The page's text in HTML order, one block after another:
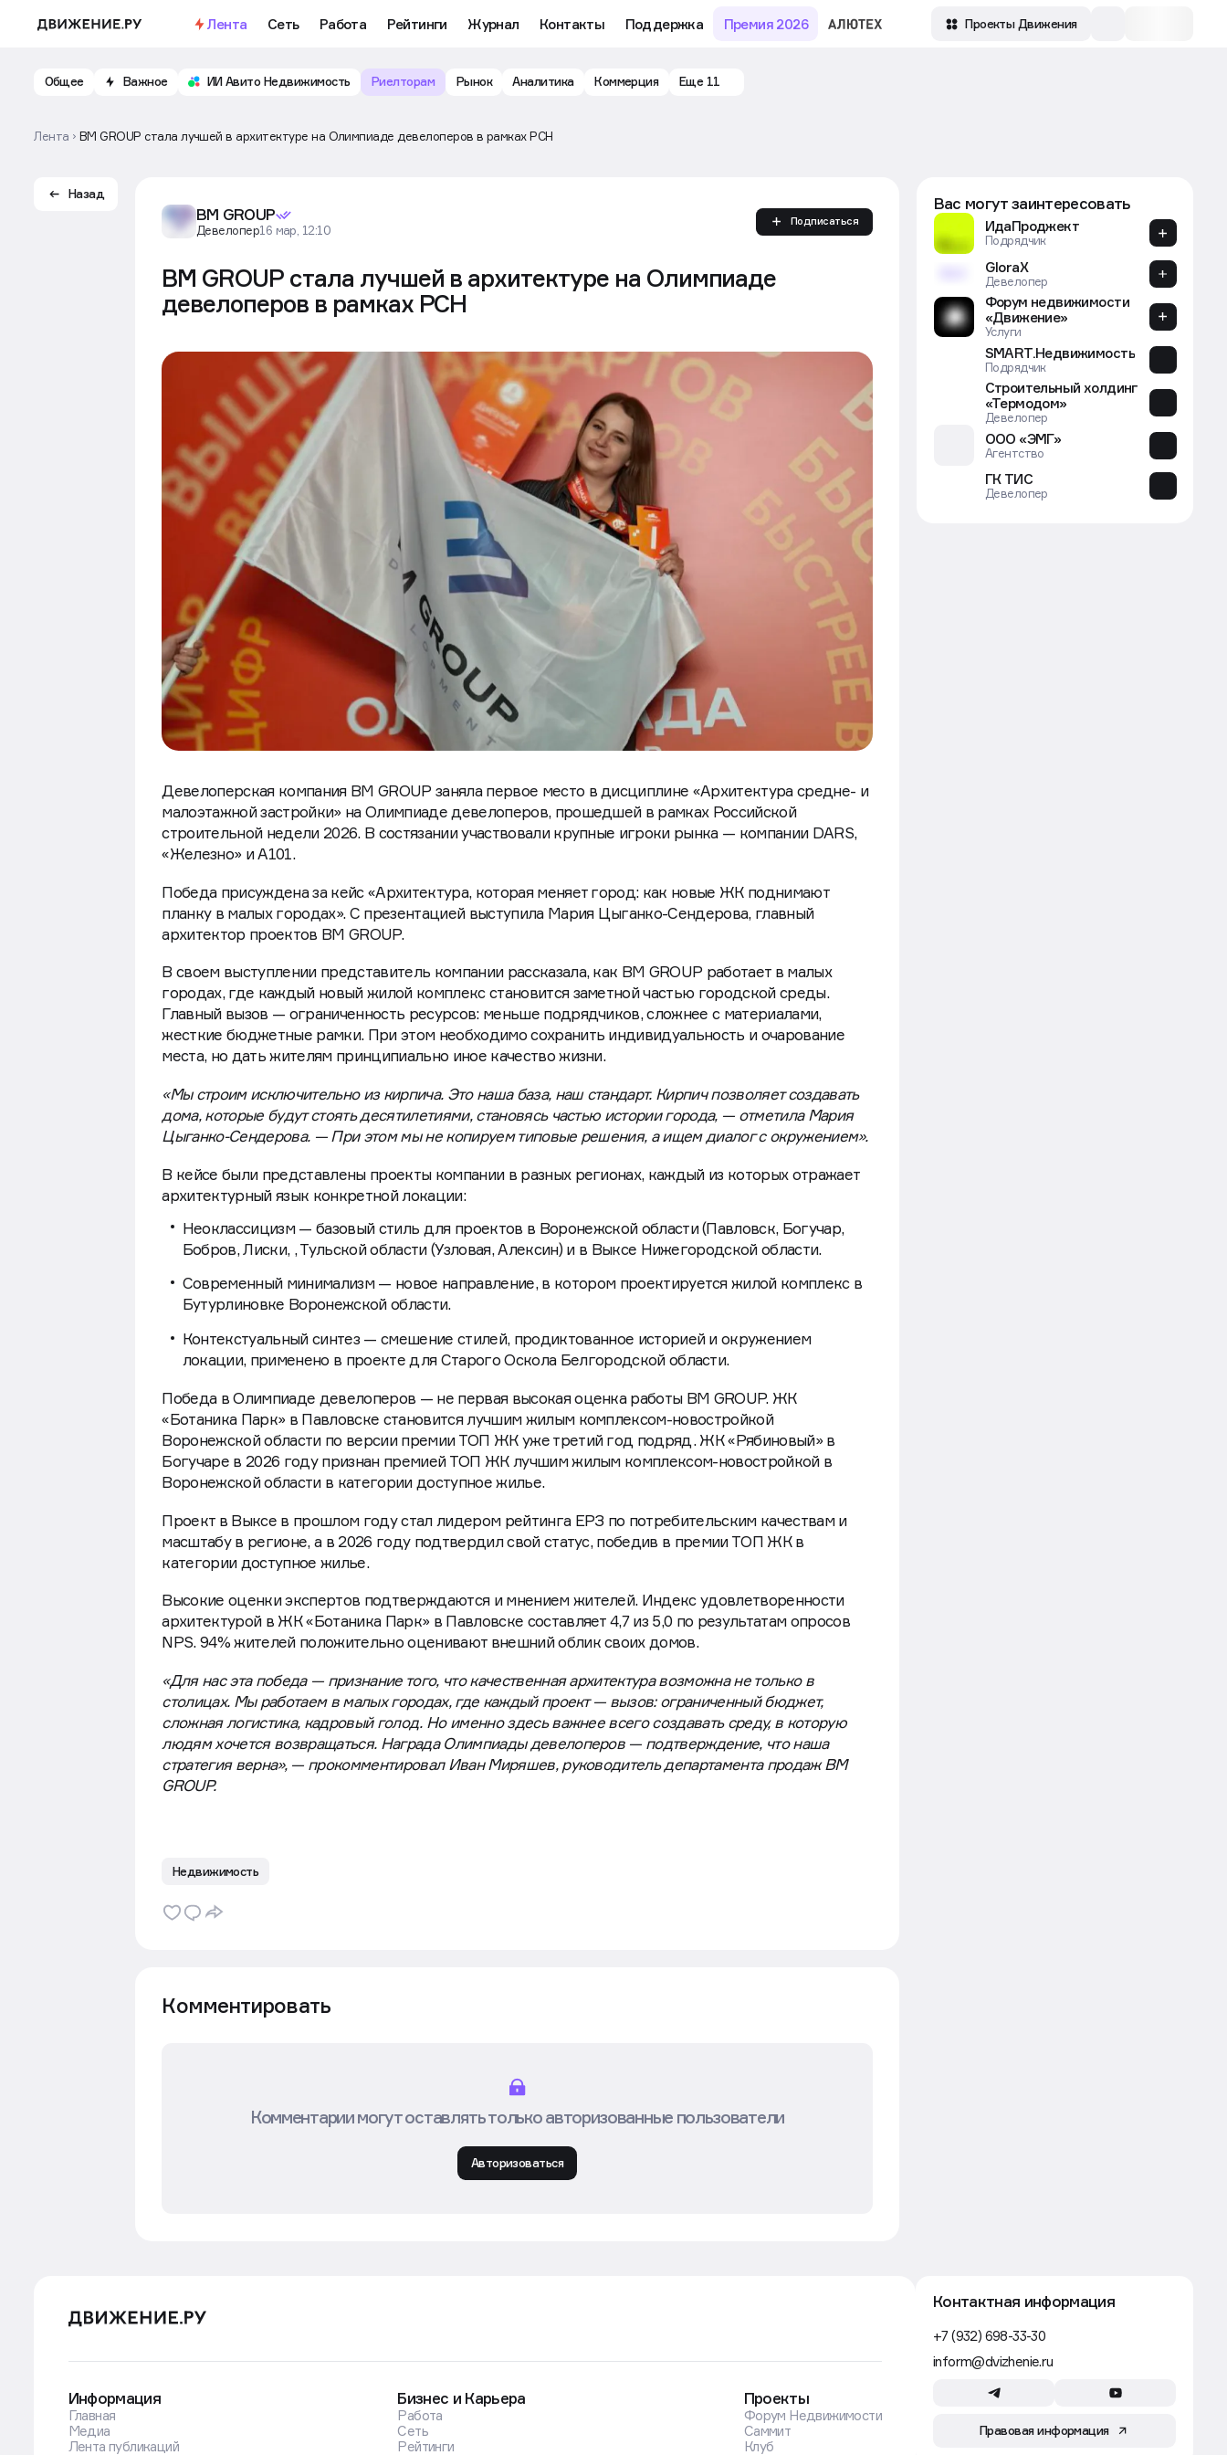
Важное Откройте доступ к бесплатному обучению и аналитике рынка в личном кабинете риелтора Зарегистрироваться
Лента Сеть Работа Рейтинги Журнал Контакты Поддержка Премия 2026 Проекты Движения
Общее Важное ИИ Авито Недвижимость Риелторам Рынок Аналитика Коммерция Еще 11
Лента BM GROUP стала лучшей в архитектуре на Олимпиаде девелоперов в рамках РСН
Назад
BM GROUP
Девелопер16 мар, 12:10
Подписаться
BM GROUP стала лучшей в архитектуре на Олимпиаде
девелоперов в рамках РСН
Девелоперская компания BM GROUP заняла первое место в дисциплине «Архитектура средне- и
малоэтажной застройки» на Олимпиаде девелоперов, прошедшей в рамках Российской
строительной недели 2026. В состязании участвовали крупные игроки рынка — компании DARS,
«Железно» и А101.
Победа присуждена за кейс «Архитектура, которая меняет город: как новые ЖК поднимают
планку в малых городах». С презентацией выступила Мария Цыганко-Сендерова, главный
архитектор проектов BM GROUP.
В своем выступлении представитель компании рассказала, как BM GROUP работает в малых
городах, где каждый новый жилой комплекс становится заметной частью городской среды.
Главный вызов — ограниченность ресурсов: меньше подрядчиков, сложнее с материалами,
жесткие бюджетные рамки. При этом необходимо сохранить индивидуальность и очарование
места, но дать жителям принципиально иное качество жизни.
«Мы строим исключительно из кирпича. Это наша база, наш стандарт. Кирпич позволяет создавать
дома, которые будут стоять десятилетиями, становясь частью истории города, — отметила Мария
Цыганко-Сендерова. — При этом мы не копируем типовые решения, а ищем диалог с окружением».
В кейсе были представлены проекты компании в разных регионах, каждый из которых отражает
архитектурный язык конкретной локации:
Неоклассицизм — базовый стиль для проектов в Воронежской области (Павловск, Богучар,
Бобров, Лиски, , Тульской области (Узловая, Алексин) и в Выксе Нижегородской области.
Современный минимализм — новое направление, в котором проектируется жилой комплекс в
Бутурлиновке Воронежской области.
Контекстуальный синтез — смешение стилей, продиктованное историей и окружением
локации, применено в проекте для Старого Оскола Белгородской области.
Победа в Олимпиаде девелоперов — не первая высокая оценка работы BM GROUP. ЖК
«Ботаника Парк» в Павловске становится лучшим жилым комплексом-новостройкой
Воронежской области по версии премии ТОП ЖК уже третий год подряд. ЖК «Рябиновый» в
Богучаре в 2026 году признан премией ТОП ЖК лучшим жилым комплексом-новостройкой в
Воронежской области в категории доступное жилье.
Проект в Выксе в прошлом году стал лидером рейтинга ЕРЗ по потребительским качествам и
масштабу в регионе, а в 2026 году подтвердил свой статус, победив в премии ТОП ЖК в
категории доступное жилье.
Высокие оценки экспертов подтверждаются и мнением жителей. Индекс удовлетворенности
архитектурой в ЖК «Ботаника Парк» в Павловске составляет 4,7 из 5,0 по результатам опросов
NPS. 94% жителей положительно оценивают внешний облик своих домов.
«Для нас эта победа — признание того, что качественная архитектура возможна не только в
столицах. Мы работаем в малых городах, где каждый проект — вызов: ограниченный бюджет,
сложная логистика, кадровый голод. Но именно здесь важнее всего создавать среду, в которую
людям хочется возвращаться. Награда Олимпиады девелоперов — подтверждение, что наша
стратегия верна», — прокомментировал Иван Миряшев, руководитель департамента продаж BM
GROUP.
Недвижимость
Комментировать
Комментарии могут оставлять только авторизованные пользователи
Авторизоваться
Вас могут заинтересовать
ИдаПроджект
Подрядчик
GloraX
Девелопер
Форум недвижимости
«Движение»
Услуги
SMART.Недвижимость
Подрядчик
Строительный холдинг
«Термодом»
Девелопер
ООО «ЭМГ»
Агентство
ГК ТИС
Девелопер
Информация
Главная
Медиа
Лента публикаций
Бизнес и Карьера
Работа
Сеть
Рейтинги
Проекты
Форум Недвижимости
Саммит
Клуб
Контактная информация
+7 (932) 698-33-30
inform@dvizhenie.ru
Правовая информация